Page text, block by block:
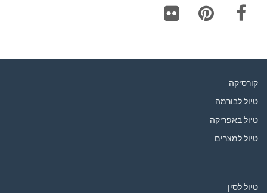
קורסיקה
טיול לבורמה
טיול באפריקה
טיול למצרים
טיול לסין